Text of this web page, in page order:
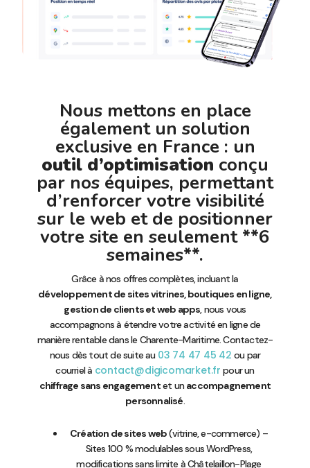
Nous mettons en place
également un solution
exclusive en France : un
outil d’optimisation conçu
par nos équipes, permettant
d’renforcer votre visibilité
sur le web et de positionner
votre site en seulement **6
semaines**.
Grâce à nos offres complètes, incluant la
développement de sites vitrines, boutiques en ligne,
gestion de clients et web apps, nous vous
accompagnons à étendre votre activité en ligne de
manière rentable dans le Charente-Maritime. Contactez-
nous dès tout de suite au 03 74 47 45 42 ou par
courriel à contact@digicomarket.fr pour un
chiffrage sans engagementet unaccompagnement
personnalisé.
Création de sites web(vitrine, e-commerce) –
Sites 100 % modulables sous WordPress,
modifications sans limite à Châtelaillon-Plage